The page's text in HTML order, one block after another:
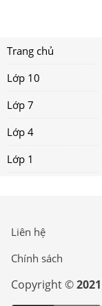
Trang chủ
Lớp 10
Lớp 7
Lớp 4
Lớp 1
Liên hệ
Chính sách
Copyright ©